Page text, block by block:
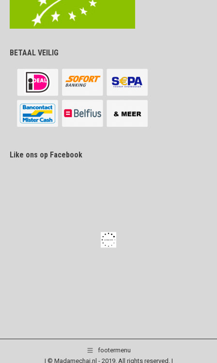
BETAAL VEILIG
Like ons op Facebook
footermenu
| © Madamechai.nl - 2019. All rights reserved. |